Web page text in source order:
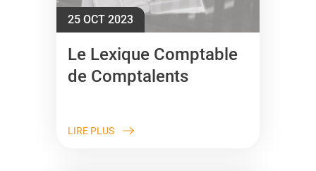
25 OCT 2023
Le Lexique Comptable
de Comptalents
LIRE PLUS